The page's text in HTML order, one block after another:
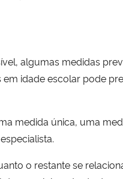
algumas medidas
idade escolar pode
medida única, uma
o restante se